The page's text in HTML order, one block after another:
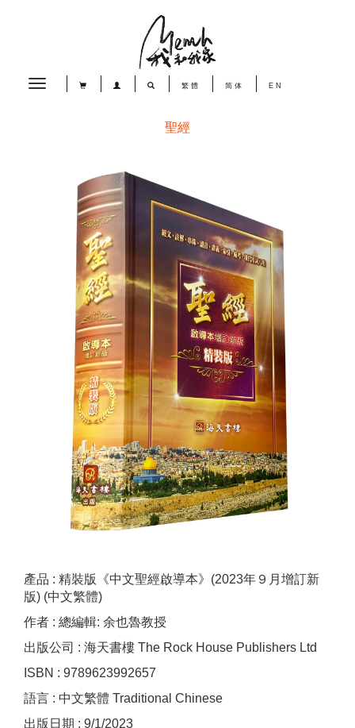
Toggle
繁體 简体 EN
聖經
產品 : 精裝版《中文聖經啟導本》(2023年９月增訂新
版) (中文繁體)
作者 : 總編輯: 余也魯教授
出版公司 : 海天書樓 The Rock House Publishers Ltd
ISBN : 9789623992657
語言 : 中文繁體 Traditional Chinese
出版日期 : 9/1/2023